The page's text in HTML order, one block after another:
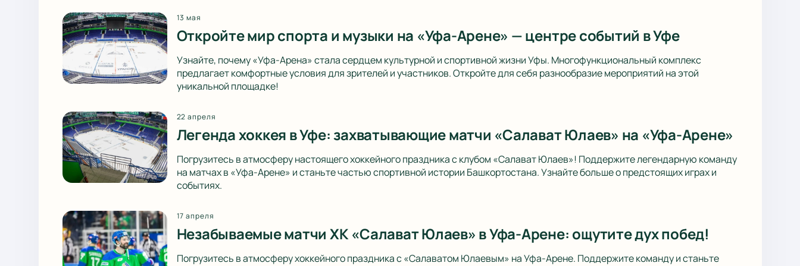
13 мая
Откройте мир спорта и музыки на «Уфа-Арене» — центре событий в Уфе
Узнайте, почему «Уфа-Арена» стала сердцем культурной и спортивной жизни Уфы. Многофункциональный комплекс
предлагает комфортные условия для зрителей и участников. Откройте для себя разнообразие мероприятий на этой
уникальной площадке!
22 апреля
Легенда хоккея в Уфе: захватывающие матчи «Салават Юлаев» на «Уфа-Арене»
Погрузитесь в атмосферу настоящего хоккейного праздника с клубом «Салават Юлаев»! Поддержите легендарную команду
на матчах в «Уфа-Арене» и станьте частью спортивной истории Башкортостана. Узнайте больше о предстоящих играх и
событиях.
17 апреля
Незабываемые матчи ХК «Салават Юлаев» в Уфа-Арене: ощутите дух побед!
Погрузитесь в атмосферу хоккейного праздника с «Салаватом Юлаевым» на Уфа-Арене. Поддержите команду и станьте